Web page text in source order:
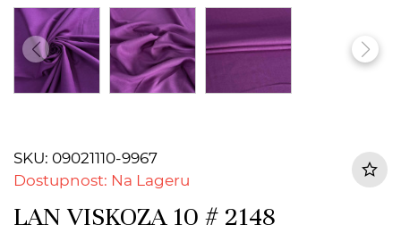
SKU: 09021110-9967
Dostupnost: Na Lageru
LAN VISKOZA 10 # 2148